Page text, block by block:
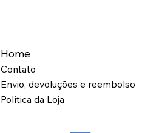
Home
Contato
Envio, devoluções e reembolso
Política da Loja